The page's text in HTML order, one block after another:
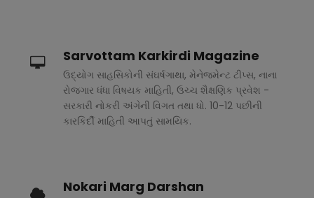
Sarvottam Karkirdi Magazine
ઉદ્યોગ સાહસિકોની સંઘર્ષગાથા, મેનેજમેન્ટ ટીપ્સ, નાના
રોજગાર ધંધા વિષયક માહિતી, ઉચ્ચ શૈક્ષણિક પ્રવેશ -
સરકારી નોકરી અંગેની વિગત તથા ધો. 10-12 પછીની
કારકિર્દી માહિતી આપતું સામયિક.
Nokari Marg Darshan